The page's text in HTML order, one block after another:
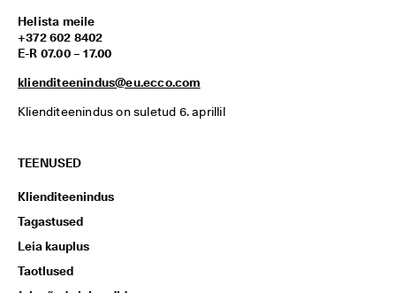
Helista meile
+372 602 8402
E-R 07.00 – 17.00
klienditeenindus@eu.ecco.com
Klienditeenindus on suletud 6. aprillil
TEENUSED
Klienditeenindus
Tagastused
Leia kauplus
Taotlused